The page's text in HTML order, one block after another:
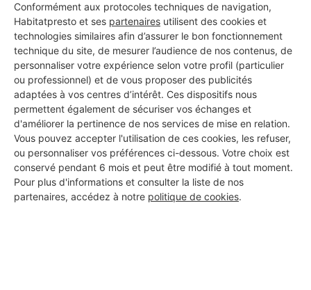
Conformément aux protocoles techniques de navigation,
Habitatpresto et ses partenaires utilisent des cookies et
technologies similaires afin d’assurer le bon fonctionnement
technique du site, de mesurer l’audience de nos contenus, de
personnaliser votre expérience selon votre profil (particulier
ou professionnel) et de vous proposer des publicités
adaptées à vos centres d’intérêt. Ces dispositifs nous
permettent également de sécuriser vos échanges et
d'améliorer la pertinence de nos services de mise en relation.
Vous pouvez accepter l'utilisation de ces cookies, les refuser,
ou personnaliser vos préférences ci-dessous. Votre choix est
conservé pendant 6 mois et peut être modifié à tout moment.
Pour plus d'informations et consulter la liste de nos
partenaires, accédez à notre politique de cookies.
Les 1 autres Installateurs
d'alarmes pour vos travaux à
Le Crès
JC PEINTURE
Le Crès
7 ans d'expérience